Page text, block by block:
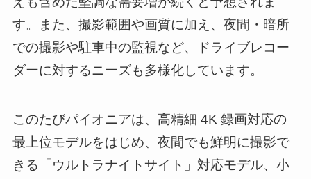
す。また、撮影範囲や画質に加え、夜間・暗所
での撮影や駐車中の監視など、ドライブレコー
ダーに対するニーズも多様化しています。
このたびパイオニアは、高精細 4K 録画対応の
最上位モデルをはじめ、夜間でも鮮明に撮影で
きる「ウルトラナイトサイト」対応モデル、小